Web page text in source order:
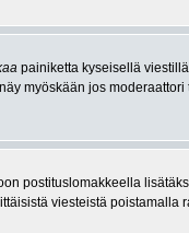
painiketta kyseisellä
myöskään jos
postituslomakkeella
viesteistä poistamalla